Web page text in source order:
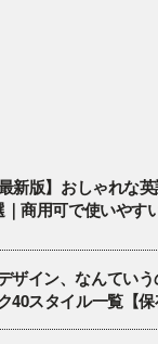
最新版】おしゃれな
｜商用可で使いやす
ザイン、なんてい
40スタイル一覧【保